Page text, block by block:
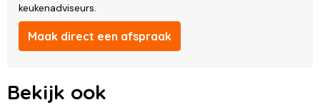
keukenadviseurs.
Maak direct een afspraak
Bekijk ook